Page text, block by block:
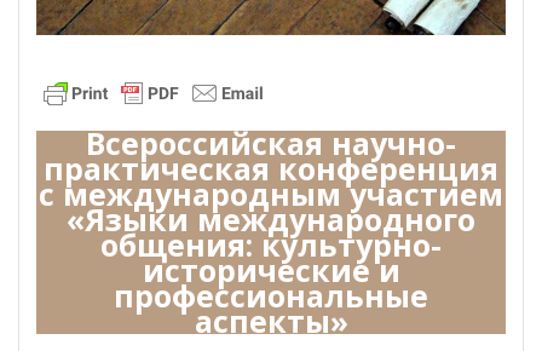
Всероссийская научно-
практическая конференция
с международным участием
«Языки международного
общения: культурно-
исторические и
профессиональные
аспекты»